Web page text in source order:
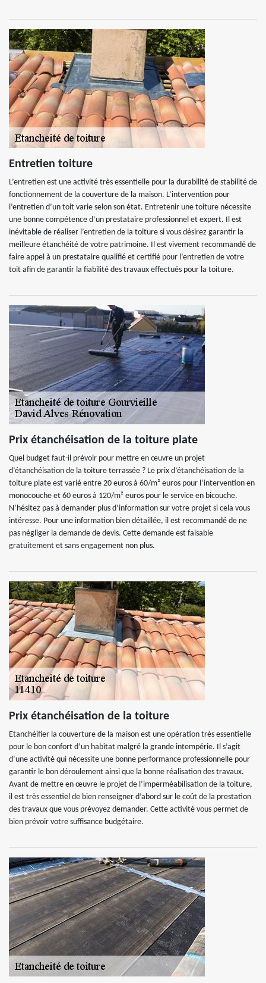
Entretien toiture
L’entretien est une activité très essentielle pour la durabilité de stabilité de
fonctionnement de la couverture de la maison. L’intervention pour
l’entretien d’un toit varie selon son état. Entretenir une toiture nécessite
une bonne compétence d’un prestataire professionnel et expert. Il est
inévitable de réaliser l’entretien de la toiture si vous désirez garantir la
meilleure étanchéité de votre patrimoine. Il est vivement recommandé de
faire appel à un prestataire qualifié et certifié pour l’entretien de votre
toit afin de garantir la fiabilité des travaux effectués pour la toiture.
Prix étanchéisation de la toiture plate
Quel budget faut-il prévoir pour mettre en œuvre un projet
d’étanchéisation de la toiture terrassée ? Le prix d’étanchéisation de la
toiture plate est varié entre 20 euros à 60/m² euros pour l’intervention en
monocouche et 60 euros à 120/m² euros pour le service en bicouche.
N’hésitez pas à demander plus d’information sur votre projet si cela vous
intéresse. Pour une information bien détaillée, il est recommandé de ne
pas négliger la demande de devis. Cette demande est faisable
gratuitement et sans engagement non plus.
Prix étanchéisation de la toiture
Etanchéifier la couverture de la maison est une opération très essentielle
pour le bon confort d’un habitat malgré la grande intempérie. Il s’agit
d’une activité qui nécessite une bonne performance professionnelle pour
garantir le bon déroulement ainsi que la bonne réalisation des travaux.
Avant de mettre en œuvre le projet de l’imperméabilisation de la toiture,
il est très essentiel de bien renseigner d’abord sur le coût de la prestation
des travaux que vous prévoyez demander. Cette activité vous permet de
bien prévoir votre suffisance budgétaire.